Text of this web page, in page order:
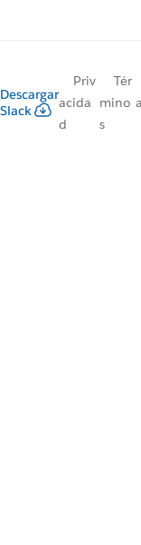
Descargar
Slack
Priv
acida
d
Tér
mino
s